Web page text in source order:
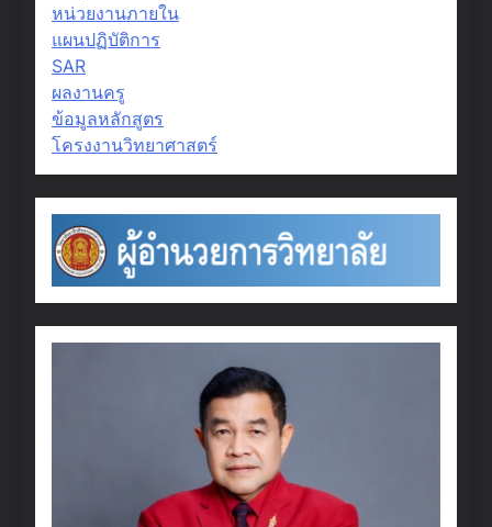
หน่วยงานภายใน
แผนปฏิบัติการ
SAR
ผลงานครู
ข้อมูลหลักสูตร
โครงงานวิทยาศาสตร์